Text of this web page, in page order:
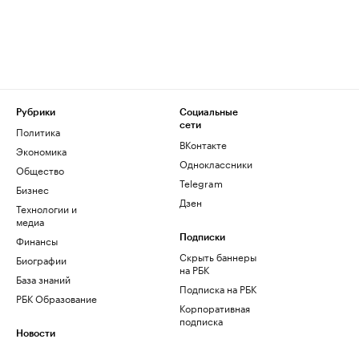
Рубрики
Политика
Экономика
Общество
Бизнес
Технологии и
медиа
Финансы
Биографии
База знаний
РБК Образование
Новости
Социальные
сети
ВКонтакте
Одноклассники
Telegram
Дзен
Подписки
Скрыть баннеры
на РБК
Подписка на РБК
Корпоративная
подписка